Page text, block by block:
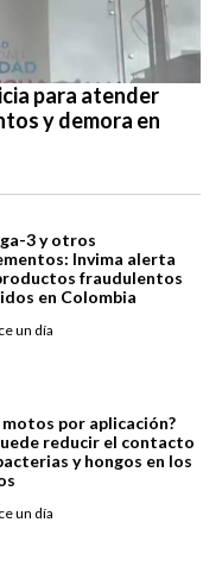
para atender
y demora en
3 y otros
Invima alerta
fraudulentos
en Colombia
un día
motos por aplicación?
reducir el contacto
y hongos en los
un día